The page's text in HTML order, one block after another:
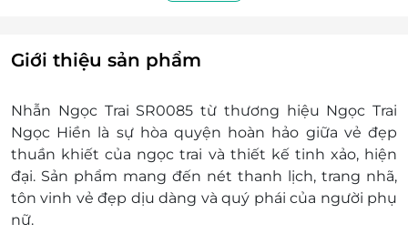
Giới thiệu sản phẩm
Nhẫn Ngọc Trai SR0085 từ thương hiệu Ngọc Trai
Ngọc Hiền là sự hòa quyện hoàn hảo giữa vẻ đẹp
thuần khiết của ngọc trai và thiết kế tinh xảo, hiện
đại. Sản phẩm mang đến nét thanh lịch, trang nhã,
tôn vinh vẻ đẹp dịu dàng và quý phái của người phụ
nữ.